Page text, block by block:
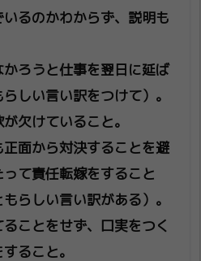
るのかわからず、説明も
ろうと仕事を翌日に延ば
しい言い訳をつけて）。
欠けていること。
面から対決することを避
て責任転嫁をすること
もらしい言い訳がある）。
ことをせず、口実をつく
ること。